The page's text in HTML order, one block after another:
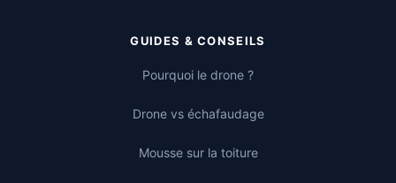
GUIDES & CONSEILS
Pourquoi le drone ?
Drone vs échafaudage
Mousse sur la toiture